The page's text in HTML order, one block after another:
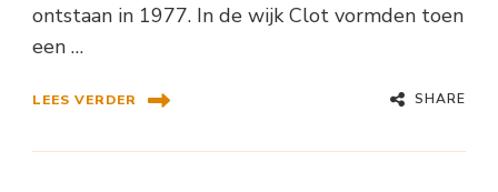
ontstaan in 1977. In de wijk Clot vormden toen
een …
LEES VERDER SHARE